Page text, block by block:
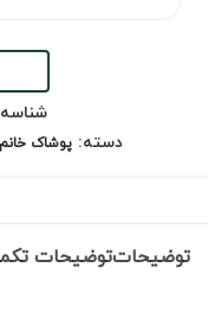
دسته: پوشاک
توضیحاتتوضیحات